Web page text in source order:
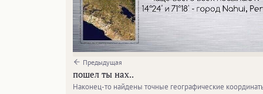
Предыдущая
пошел ты нах..
Наконец-то найдены точные географические